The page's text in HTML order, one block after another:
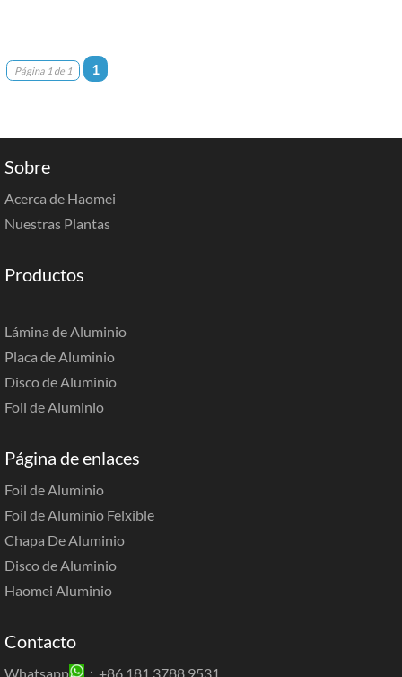
Página 1 de 1 1
Sobre
Acerca de Haomei
Nuestras Plantas
Productos
Lámina de Aluminio
Placa de Aluminio
Disco de Aluminio
Foil de Aluminio
Página de enlaces
Foil de Aluminio
Foil de Aluminio Felxible
Chapa De Aluminio
Disco de Aluminio
Haomei Aluminio
Contacto
Whatsapp ：+86 181 3788 9531